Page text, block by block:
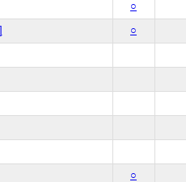
○
○
○